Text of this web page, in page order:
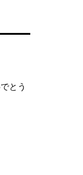
とう